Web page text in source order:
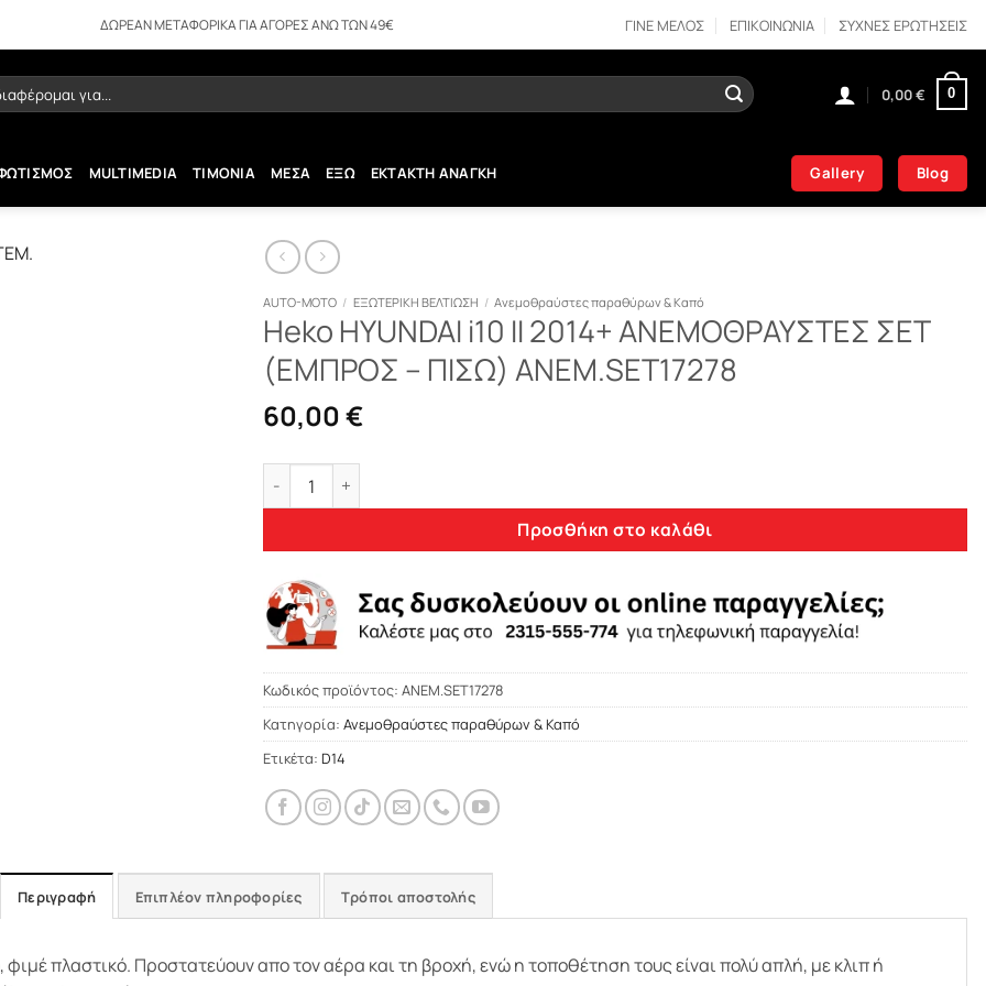
ΔΩΡΕΑΝ ΜΕΤΑΦΟΡΙΚΑ ΓΙΑ ΑΓΟΡΕΣ ΑΝΩ ΤΩΝ 49€ ΓΙΝΕ ΜΕΛΟΣ ΕΠΙΚΟΙΝΩΝΙΑ ΣΥΧΝΕΣ ΕΡΩΤΗΣΕΙΣ
0,00€ 0
MULTIMEDIA ΤΙΜΟΝΙΑ ΜΕΣΑ ΕΞΩ ΕΚΤΑΚΤΗ ΑΝΑΓΚΗ Gallery Blog
AUTO-MOTO / ΕΞΩΤΕΡΙΚΗ ΒΕΛΤΙΩΣΗ / Ανεμοθραύστες παραθύρων & Καπό
Heko HYUNDAI i10 II 2014+ ΑΝΕΜΟΘΡΑΥΣΤΕΣ ΣΕΤ
(ΕΜΠΡΟΣ – ΠΙΣΩ) ΑΝΕΜ.SET17278
60,00€
Heko HYUNDAI i10 II 2014+ ΑΝΕΜΟΘΡΑΥΣΤΕΣ ΣΕΤ (ΕΜΠΡΟΣ – ΠΙΣΩ) ΑΝΕΜ.SET17278 ποσότητα
Προσθήκη στο καλάθι
Κωδικός προϊόντος: ΑΝΕΜ.SET17278
Κατηγορία: Ανεμοθραύστες παραθύρων & Καπό
Ετικέτα: D14
Περιγραφή Επιπλέον πληροφορίες Τρόποι αποστολής
πλαστικό. Προστατεύουν απο τον αέρα και τη βροχή, ενώ η τοποθέτηση τους είναι πολύ απλή, με κλιπ ή